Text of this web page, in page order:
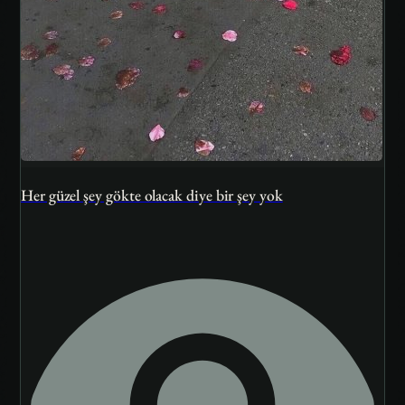
Her güzel şey gökte olacak diye bir şey yok